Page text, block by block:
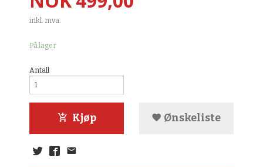
inkl. mva.
På lager
Antall
Kjøp Ønskeliste